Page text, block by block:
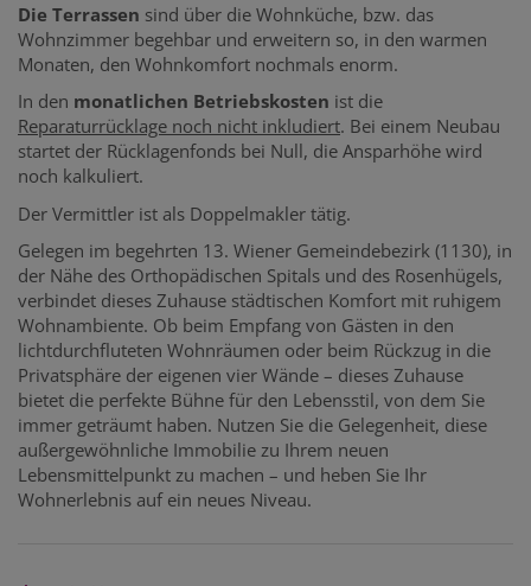
Die Terrassen sind über die Wohnküche, bzw. das
Wohnzimmer begehbar und erweitern so, in den warmen
Monaten, den Wohnkomfort nochmals enorm.
In den monatlichen Betriebskosten ist die
Reparaturrücklage noch nicht inkludiert. Bei einem Neubau
startet der Rücklagenfonds bei Null, die Ansparhöhe wird
noch kalkuliert.
Der Vermittler ist als Doppelmakler tätig.
Gelegen im begehrten 13. Wiener Gemeindebezirk (1130), in
der Nähe des Orthopädischen Spitals und des Rosenhügels,
verbindet dieses Zuhause städtischen Komfort mit ruhigem
Wohnambiente. Ob beim Empfang von Gästen in den
lichtdurchfluteten Wohnräumen oder beim Rückzug in die
Privatsphäre der eigenen vier Wände – dieses Zuhause
bietet die perfekte Bühne für den Lebensstil, von dem Sie
immer geträumt haben. Nutzen Sie die Gelegenheit, diese
außergewöhnliche Immobilie zu Ihrem neuen
Lebensmittelpunkt zu machen – und heben Sie Ihr
Wohnerlebnis auf ein neues Niveau.